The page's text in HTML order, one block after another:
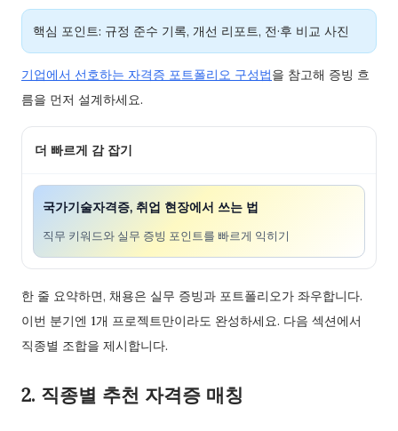
핵심 포인트: 규정 준수 기록, 개선 리포트, 전·후 비교 사진
기업에서 선호하는 자격증 포트폴리오 구성법을 참고해 증빙 흐
름을 먼저 설계하세요.
더 빠르게 감 잡기
국가기술자격증, 취업 현장에서 쓰는 법
직무 키워드와 실무 증빙 포인트를 빠르게 익히기
한 줄 요약하면, 채용은 실무 증빙과 포트폴리오가 좌우합니다.
이번 분기엔 1개 프로젝트만이라도 완성하세요. 다음 섹션에서
직종별 조합을 제시합니다.
2. 직종별 추천 자격증 매칭